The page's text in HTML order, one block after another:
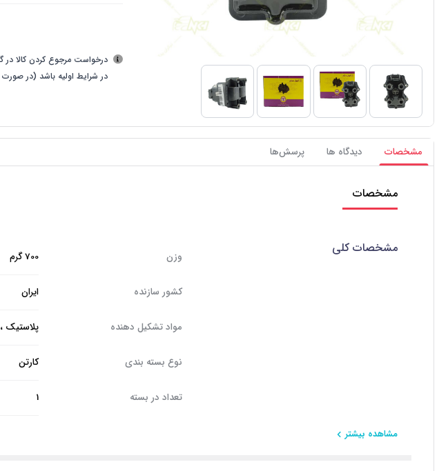
درخواست مرجوع کردن کالا در
در شرایط اولیه باشد (در
مشخصات دیدگاه ها پرسش‌ها
مشخصات
مشخصات کلی
وزن 700 گرم
کشور سازنده ایران
مواد تشکیل دهنده پلاستیک
نوع بسته بندی کارتن
تعداد در بسته 1
مشاهده بیشتر